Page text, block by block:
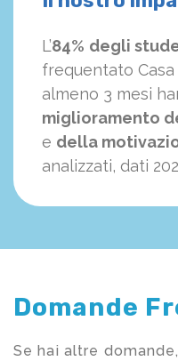
L’84% degli
frequentato
almeno 3 mesi
miglioramento
e della
analizzati, dati
Domande
Se hai altre